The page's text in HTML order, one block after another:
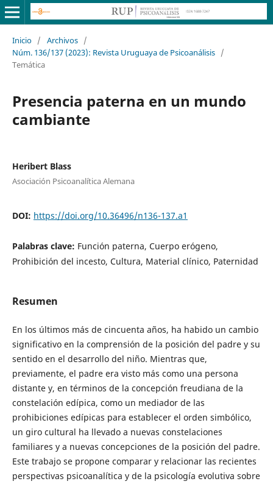
Inicio / Archivos /
Núm. 136/137 (2023): Revista Uruguaya de Psicoanálisis /
Temática
Presencia paterna en un mundo
cambiante
Heribert Blass
Asociación Psicoanalítica Alemana
DOI: https://doi.org/10.36496/n136-137.a1
Palabras clave: Función paterna, Cuerpo erógeno,
Prohibición del incesto, Cultura, Material clínico, Paternidad
Resumen
En los últimos más de cincuenta años, ha habido un cambio
significativo en la comprensión de la posición del padre y su
sentido en el desarrollo del niño. Mientras que,
previamente, el padre era visto más como una persona
distante y, en términos de la concepción freudiana de la
constelación edípica, como un mediador de las
prohibiciones edípicas para establecer el orden simbólico,
un giro cultural ha llevado a nuevas constelaciones
familiares y a nuevas concepciones de la posición del padre.
Este trabajo se propone comparar y relacionar las recientes
perspectivas psicoanalítica y de la psicología evolutiva sobre